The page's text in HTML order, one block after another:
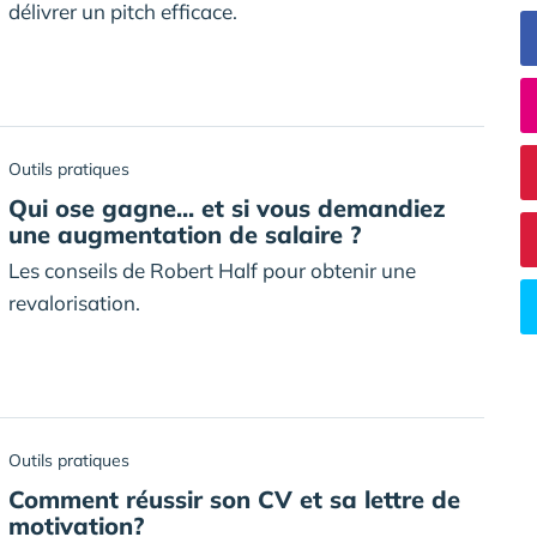
délivrer un pitch efficace.
Outils pratiques
Qui ose gagne... et si vous demandiez
une augmentation de salaire ?
Les conseils de Robert Half pour obtenir une
revalorisation.
Outils pratiques
Comment réussir son CV et sa lettre de
motivation?